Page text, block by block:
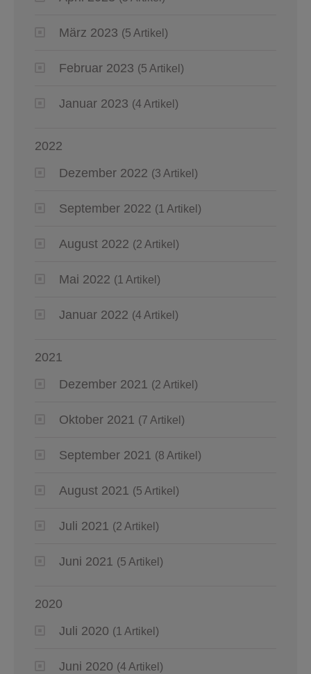
März 2023 (5 Artikel)
Februar 2023 (5 Artikel)
Januar 2023 (4 Artikel)
2022
Dezember 2022 (3 Artikel)
September 2022 (1 Artikel)
August 2022 (2 Artikel)
Mai 2022 (1 Artikel)
Januar 2022 (4 Artikel)
2021
Dezember 2021 (2 Artikel)
Oktober 2021 (7 Artikel)
September 2021 (8 Artikel)
August 2021 (5 Artikel)
Juli 2021 (2 Artikel)
Juni 2021 (5 Artikel)
2020
Juli 2020 (1 Artikel)
Juni 2020 (4 Artikel)